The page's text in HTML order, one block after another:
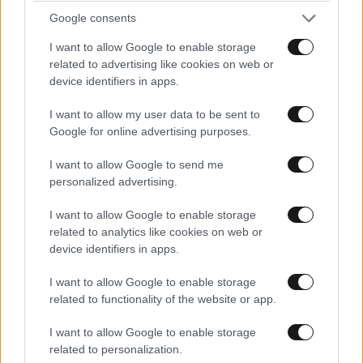
Google consents
I want to allow Google to enable storage
related to advertising like cookies on web or
device identifiers in apps.
I want to allow my user data to be sent to
Google for online advertising purposes.
I want to allow Google to send me
personalized advertising.
I want to allow Google to enable storage
related to analytics like cookies on web or
device identifiers in apps.
I want to allow Google to enable storage
related to functionality of the website or app.
I want to allow Google to enable storage
related to personalization.
ΠΡΟΣΘΕΣΤΕ ΤΟ ΣΧΟΛΙΟ ΣΑΣ
Διαβάστε και ακολουθήστε τους κανόνες σχολιασμού
ΠΡΟΣΘΗΚΗ